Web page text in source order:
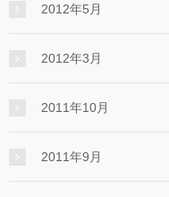
2012年5月
2012年3月
2011年10月
2011年9月